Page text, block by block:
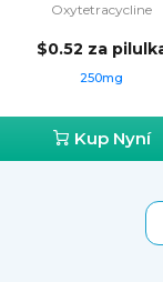
Oxytetracycline
$0.52 za
250mg
Kup Nyní